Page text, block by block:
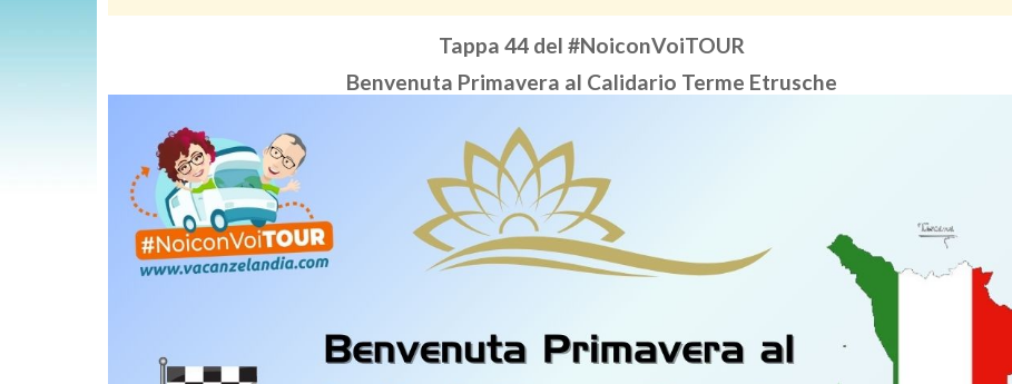
Tappa 44 del #NoiconVoiTOUR
Benvenuta Primavera al Calidario Terme Etrusche